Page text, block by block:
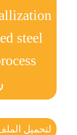
steel
لتحميل